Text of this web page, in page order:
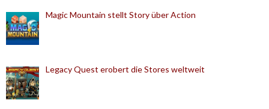
Magic Mountain stellt Story über Action
Legacy Quest erobert die Stores weltweit